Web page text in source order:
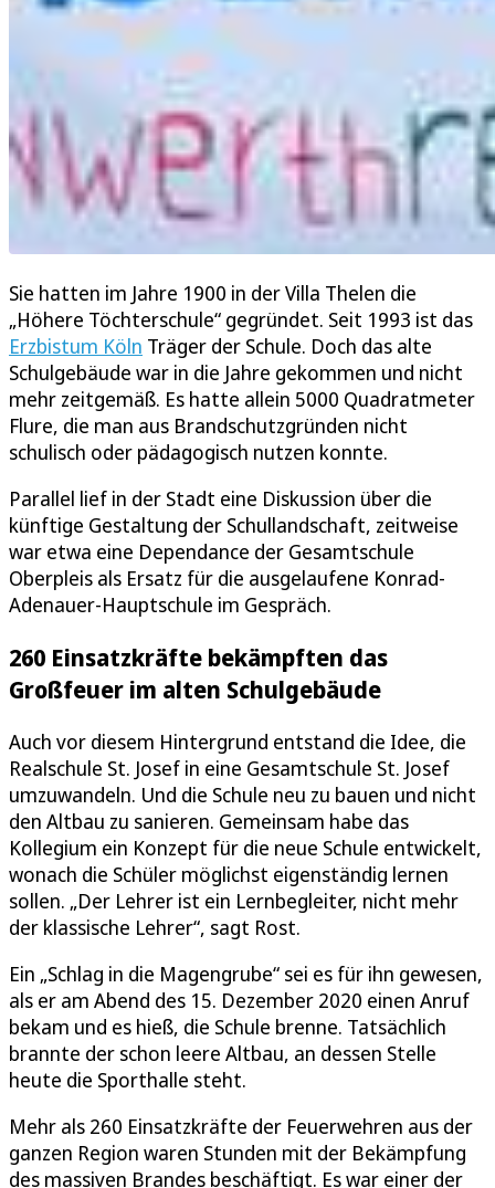
Sie hatten im Jahre 1900 in der Villa Thelen die
„Höhere Töchterschule“ gegründet. Seit 1993 ist das
Erzbistum Köln Träger der Schule. Doch das alte
Schulgebäude war in die Jahre gekommen und nicht
mehr zeitgemäß. Es hatte allein 5000 Quadratmeter
Flure, die man aus Brandschutzgründen nicht
schulisch oder pädagogisch nutzen konnte.
Parallel lief in der Stadt eine Diskussion über die
künftige Gestaltung der Schullandschaft, zeitweise
war etwa eine Dependance der Gesamtschule
Oberpleis als Ersatz für die ausgelaufene Konrad-
Adenauer-Hauptschule im Gespräch.
260 Einsatzkräfte bekämpften das
Großfeuer im alten Schulgebäude
Auch vor diesem Hintergrund entstand die Idee, die
Realschule St. Josef in eine Gesamtschule St. Josef
umzuwandeln. Und die Schule neu zu bauen und nicht
den Altbau zu sanieren. Gemeinsam habe das
Kollegium ein Konzept für die neue Schule entwickelt,
wonach die Schüler möglichst eigenständig lernen
sollen. „Der Lehrer ist ein Lernbegleiter, nicht mehr
der klassische Lehrer“, sagt Rost.
Ein „Schlag in die Magengrube“ sei es für ihn gewesen,
als er am Abend des 15. Dezember 2020 einen Anruf
bekam und es hieß, die Schule brenne. Tatsächlich
brannte der schon leere Altbau, an dessen Stelle
heute die Sporthalle steht.
Mehr als 260 Einsatzkräfte der Feuerwehren aus der
ganzen Region waren Stunden mit der Bekämpfung
des massiven Brandes beschäftigt. Es war einer der